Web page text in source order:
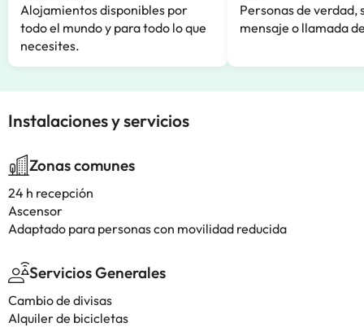
Alojamientos disponibles por
todo el mundo y para todo lo que
necesites.
Personas de verdad,
mensaje o llamada
Instalaciones y servicios
Zonas comunes
24 h recepción
Ascensor
Adaptado para personas con movilidad reducida
Servicios Generales
Cambio de divisas
Alquiler de bicicletas